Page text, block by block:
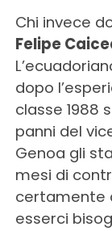
Chi invece
Felipe
dopo
classe 1988
panni del
Genoa gli
mesi di
certamente
esserci